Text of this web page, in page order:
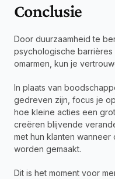
Conclusie
Door duurzaamheid te
psychologische
omarmen, kun je
In plaats van
gedreven zijn, focus je
hoe kleine acties een
creëren blijvende
met hun klanten
worden gemaakt.
Dit is het moment voor